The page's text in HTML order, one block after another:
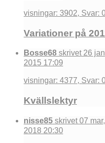
visningar: 3902, Svar:
Variationer på
Bosse68 skrivet 26
2015 17:09
visningar: 4377, Svar:
Kvällslektyr
nisse85 skrivet 07 mar,
2018 20:30